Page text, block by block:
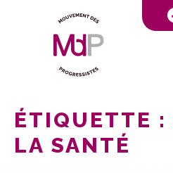
ÉTIQUETTE :
LA SANTÉ